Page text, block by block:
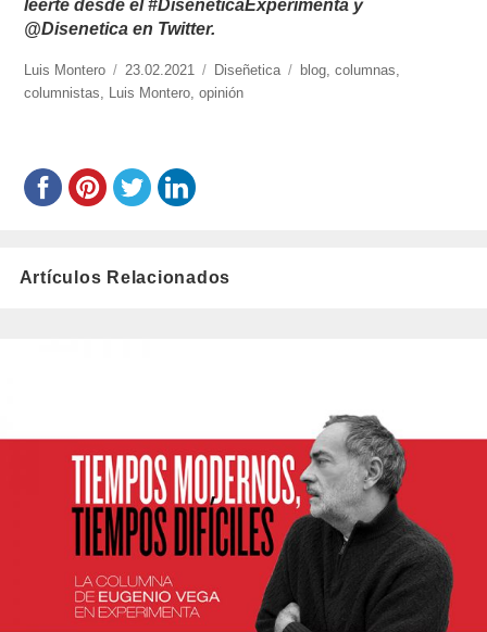
leerte desde el #DisenéticaExperimenta y
@Disenetica en Twitter.
https://www.experimenta.es/author/luis-
montero/
Luis Montero
Publicado
el
23.02.2021 Categorías
Diseñetica Etiquetas
blog ,columnas
columnistas
Luis Montero ,opinión
Artículos Relacionados